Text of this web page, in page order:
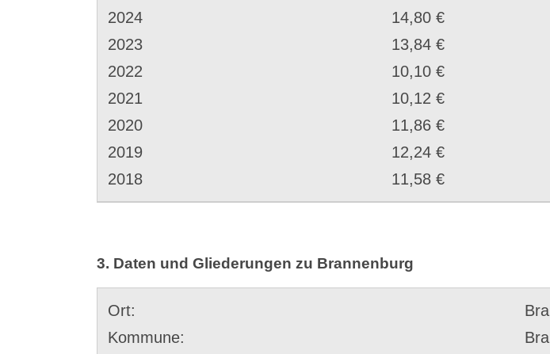
2024
14,80 €
2023
13,84 €
2022
10,10 €
2021
10,12 €
2020
11,86 €
2019
12,24 €
2018
11,58 €
3. Daten und Gliederungen zu Brannenburg
Ort:
Kommune: